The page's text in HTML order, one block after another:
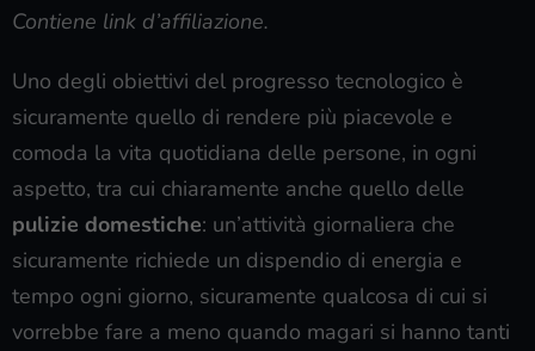
Contiene link d’affiliazione.
Uno degli obiettivi del progresso tecnologico è
sicuramente quello di rendere più piacevole e
comoda la vita quotidiana delle persone, in ogni
aspetto, tra cui chiaramente anche quello delle
pulizie domestiche: un’attività giornaliera che
sicuramente richiede un dispendio di energia e
tempo ogni giorno, sicuramente qualcosa di cui si
vorrebbe fare a meno quando magari si hanno tanti